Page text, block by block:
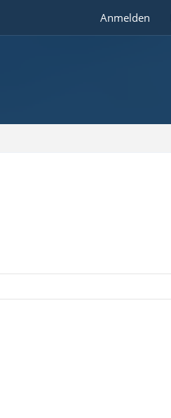
Anmelden